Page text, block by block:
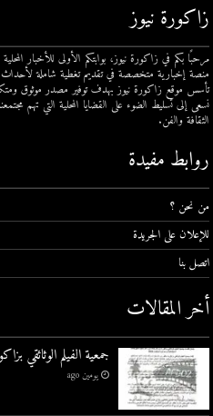
زاكورة نيوز
مرحبًا بكم في زاكورة نيوز، بوابتكم الأولى للأخبار
منصة إخبارية متخصصة في تقديم تغطية شاملة
تأسس موقع زاكورة نيوز بهدف توفير مصدر موثوق
نسعى إلى تسليط الضوء على القضايا المحلية التي تهم
الثقافة والفن.
روابط مفيدة
من نحن ؟
للإعلان على الجريدة
اتصل بنا
أخر المقالات
جمعية الفيلم الوثائقي
يومين ago